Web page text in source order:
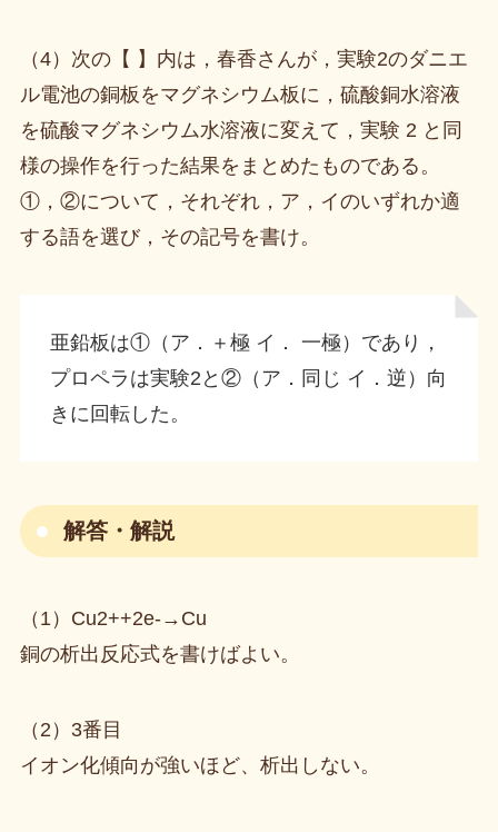
（4）次の【 】内は，春香さんが，実験2のダニエ
ル電池の銅板をマグネシウム板に，硫酸銅水溶液
を硫酸マグネシウム水溶液に変えて，実験 2 と同
様の操作を行った結果をまとめたものである。
①，②について，それぞれ，ア，イのいずれか適
する語を選び，その記号を書け。
亜鉛板は①（ア．＋極 イ． 一極）であり，
プロペラは実験2と②（ア．同じ イ．逆）向
きに回転した。
解答・解説
（1）Cu2++2e-→Cu
銅の析出反応式を書けばよい。
（2）3番目
イオン化傾向が強いほど、析出しない。